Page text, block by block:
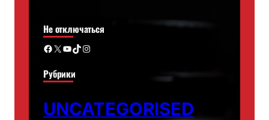
Не отключаться
Facebook X YouTube TikTok Instagram
Рубрики
UNCATEGORISED